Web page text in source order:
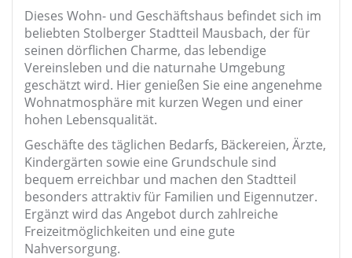
Dieses Wohn- und Geschäftshaus befindet sich im
beliebten Stolberger Stadtteil Mausbach, der für
seinen dörflichen Charme, das lebendige
Vereinsleben und die naturnahe Umgebung
geschätzt wird. Hier genießen Sie eine angenehme
Wohnatmosphäre mit kurzen Wegen und einer
hohen Lebensqualität.
Geschäfte des täglichen Bedarfs, Bäckereien, Ärzte,
Kindergärten sowie eine Grundschule sind
bequem erreichbar und machen den Stadtteil
besonders attraktiv für Familien und Eigennutzer.
Ergänzt wird das Angebot durch zahlreiche
Freizeitmöglichkeiten und eine gute
Nahversorgung.